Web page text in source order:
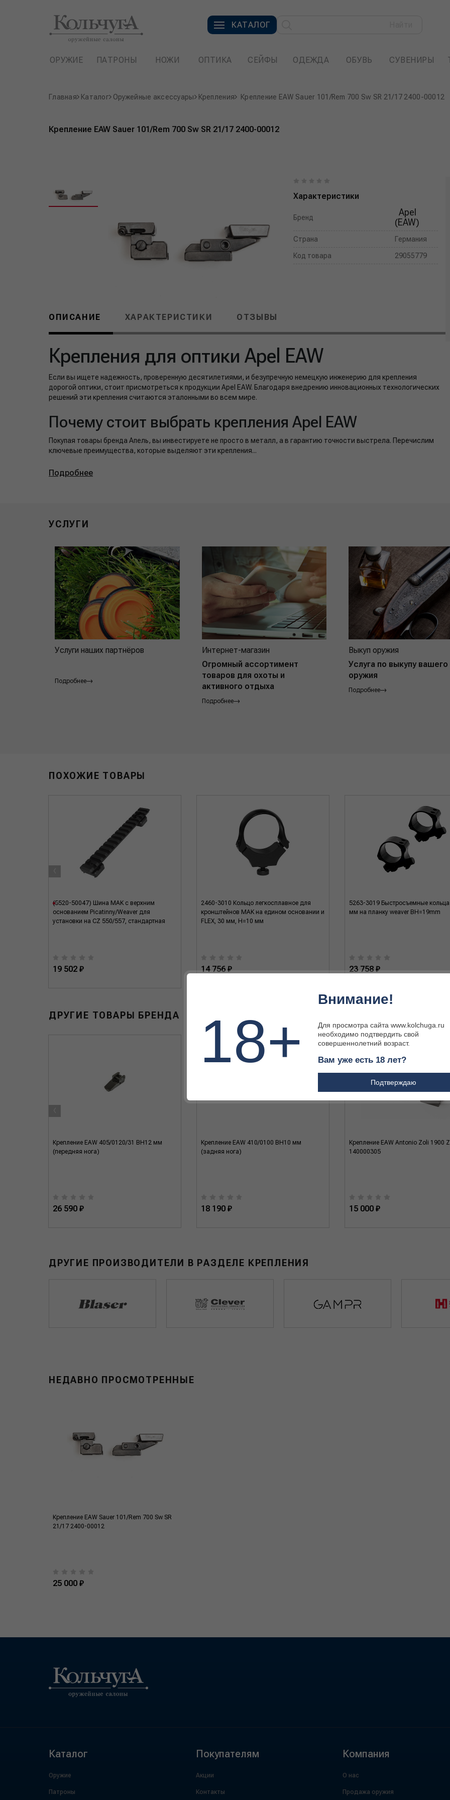
КАТАЛОГ
ОРУЖИЕ ПАТРОНЫ НОЖИ ОПТИКА СЕЙФЫ ОДЕЖДА ОБУВЬ СУВЕНИРЫ
Главная Каталог Оружейные аксессуары Крепления Крепление EAW Sauer 101/Rem 700 Sw SR 21/17 2400-00012
Крепление EAW Sauer 101/Rem 700 Sw SR 21/17 2400-00012
Характеристики
Бренд
Apel
(EAW)
Страна Германия
Код товара 29055779
ОПИСАНИЕ ХАРАКТЕРИСТИКИ ОТЗЫВЫ
Крепления для оптики Apel EAW
Если вы ищете надежность, проверенную десятилетиями, и безупречную немецкую инженерию для крепления
дорогой оптики, стоит присмотреться к продукции Apel EAW. Благодаря внедрению инновационных технологических
решений эти крепления считаются эталонными во всем мире.
Почему стоит выбрать крепления Apel EAW
Покупая товары бренда Апель, вы инвестируете не просто в металл, а в гарантию точности выстрела. Перечислим
ключевые преимущества, которые выделяют эти крепления...
Подробнее
УСЛУГИ
Услуги наших партнёров
Подробнее
Интернет-магазин
Огромный ассортимент
товаров для охоты и
активного отдыха
Подробнее
Выкуп оружия
Услуга по выкупу вашего
оружия
Подробнее
ПОХОЖИЕ ТОВАРЫ
(5520-50047) Шина MAK с верхним
основанием Picatinny/Weaver для
установки на CZ 550/557, стандартная
19 502 ₽
2460-3010 Кольцо легкосплавное для
кронштейнов MAK на едином основании и
FLEX, 30 мм, H=10 мм
14 756 ₽
5263-3019 Быстросъемные
мм на планку weaver BH=19mm
23 758 ₽
‹
ДРУГИЕ ТОВАРЫ БРЕНДА
Крепление EAW 405/0120/31 BH12 мм
(передняя нога)
26 590 ₽
Крепление EAW 410/0100 BH10 мм
(задняя нога)
18 190 ₽
Крепление EAW Antonio Zoli 1900
140000305
15 000 ₽
‹
ДРУГИЕ ПРОИЗВОДИТЕЛИ В РАЗДЕЛЕ КРЕПЛЕНИЯ
НЕДАВНО ПРОСМОТРЕННЫЕ
Крепление EAW Sauer 101/Rem 700 Sw SR
21/17 2400-00012
25 000 ₽
Каталог
Оружие
Патроны
Покупателям
Акции
Контакты
Компания
О нас
Продажа оружия
18+
Внимание!
Для просмотра сайта www.kolchuga.ru
необходимо подтвердить свой
совершеннолетний возраст.
Вам уже есть 18 лет?
Подтверждаю